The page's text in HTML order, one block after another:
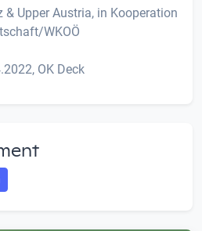
& Upper Austria, in Kooperation
WKOÖ
OK Deck